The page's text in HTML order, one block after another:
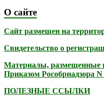
О сайте
Сайт размещен на
Свидетельство о
Материалы, размещенные
Приказом Рособрнадзора N
ПОЛЕЗНЫЕ ССЫЛКИ